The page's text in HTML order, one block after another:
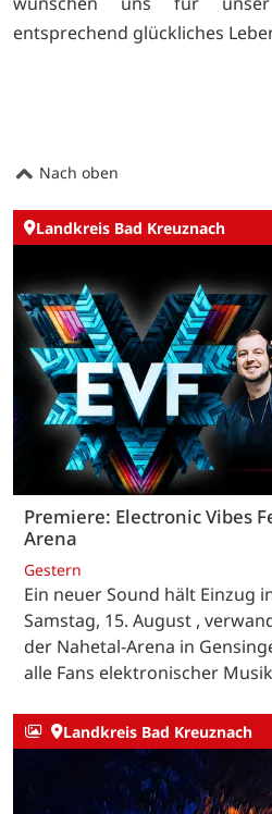
entsprechend glückliches
Nach oben
Landkreis Bad Kreuznach
Premiere: Electronic Vibes
Arena
Gestern
Ein neuer Sound hält Einzug
Samstag, 15. August ,
der Nahetal-Arena in
alle Fans elektronischer
Landkreis Bad Kreuznach